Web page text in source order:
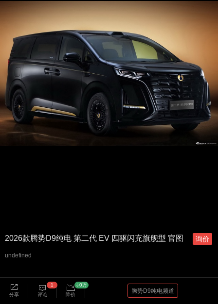
2026款腾势D9纯电 第二代 EV 四驱闪充旗舰型 官图
undefined
1
分享
评论 降价
0万
腾势D9纯电频道
询价